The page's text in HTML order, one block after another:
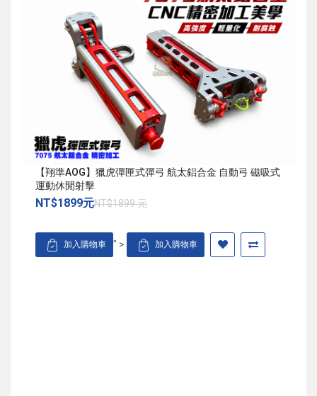
【翔準AOG】獵虎彈匣式彈弓 航太鋁合金 自動弓 磁吸式
運動休閒射擊
NT$1899元NT$1899 元
加入購物車 " > 加入購物車